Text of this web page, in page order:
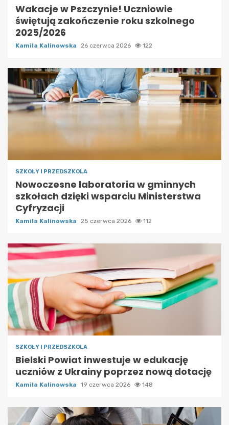
Wakacje w Pszczynie! Uczniowie
świętują zakończenie roku szkolnego
2025/2026
Kamila Kalinowska 26 czerwca 2026 122
SZKOŁY I PRZEDSZKOLA
Nowoczesne laboratoria w gminnych
szkołach dzięki wsparciu Ministerstwa
Cyfryzacji
Kamila Kalinowska 25 czerwca 2026 112
SZKOŁY I PRZEDSZKOLA
Bielski Powiat inwestuje w edukację
uczniów z Ukrainy poprzez nową dotację
Kamila Kalinowska 19 czerwca 2026 148